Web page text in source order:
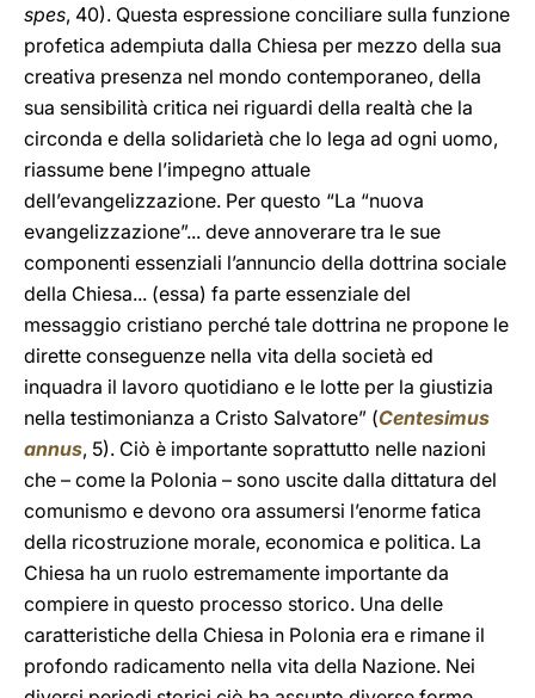
spes, 40). Questa espressione conciliare sulla funzione
profetica adempiuta dalla Chiesa per mezzo della sua
creativa presenza nel mondo contemporaneo, della
sua sensibilità critica nei riguardi della realtà che la
circonda e della solidarietà che lo lega ad ogni uomo,
riassume bene l’impegno attuale
dell’evangelizzazione. Per questo “La “nuova
evangelizzazione”... deve annoverare tra le sue
componenti essenziali l’annuncio della dottrina sociale
della Chiesa... (essa) fa parte essenziale del
messaggio cristiano perché tale dottrina ne propone le
dirette conseguenze nella vita della società ed
inquadra il lavoro quotidiano e le lotte per la giustizia
nella testimonianza a Cristo Salvatore” (Centesimus
annus, 5). Ciò è importante soprattutto nelle nazioni
che – come la Polonia – sono uscite dalla dittatura del
comunismo e devono ora assumersi l’enorme fatica
della ricostruzione morale, economica e politica. La
Chiesa ha un ruolo estremamente importante da
compiere in questo processo storico. Una delle
caratteristiche della Chiesa in Polonia era e rimane il
profondo radicamento nella vita della Nazione. Nei